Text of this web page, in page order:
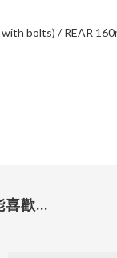
bolts) / REAR
喜歡...